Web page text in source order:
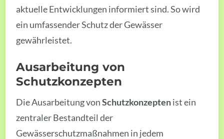
aktuelle Entwicklungen informiert sind. So wird
ein umfassender Schutz der Gewässer
gewährleistet.
Ausarbeitung von
Schutzkonzepten
Die Ausarbeitung vonSchutzkonzeptenist ein
zentraler Bestandteil der
Gewässerschutzmaßnahmen in jedem